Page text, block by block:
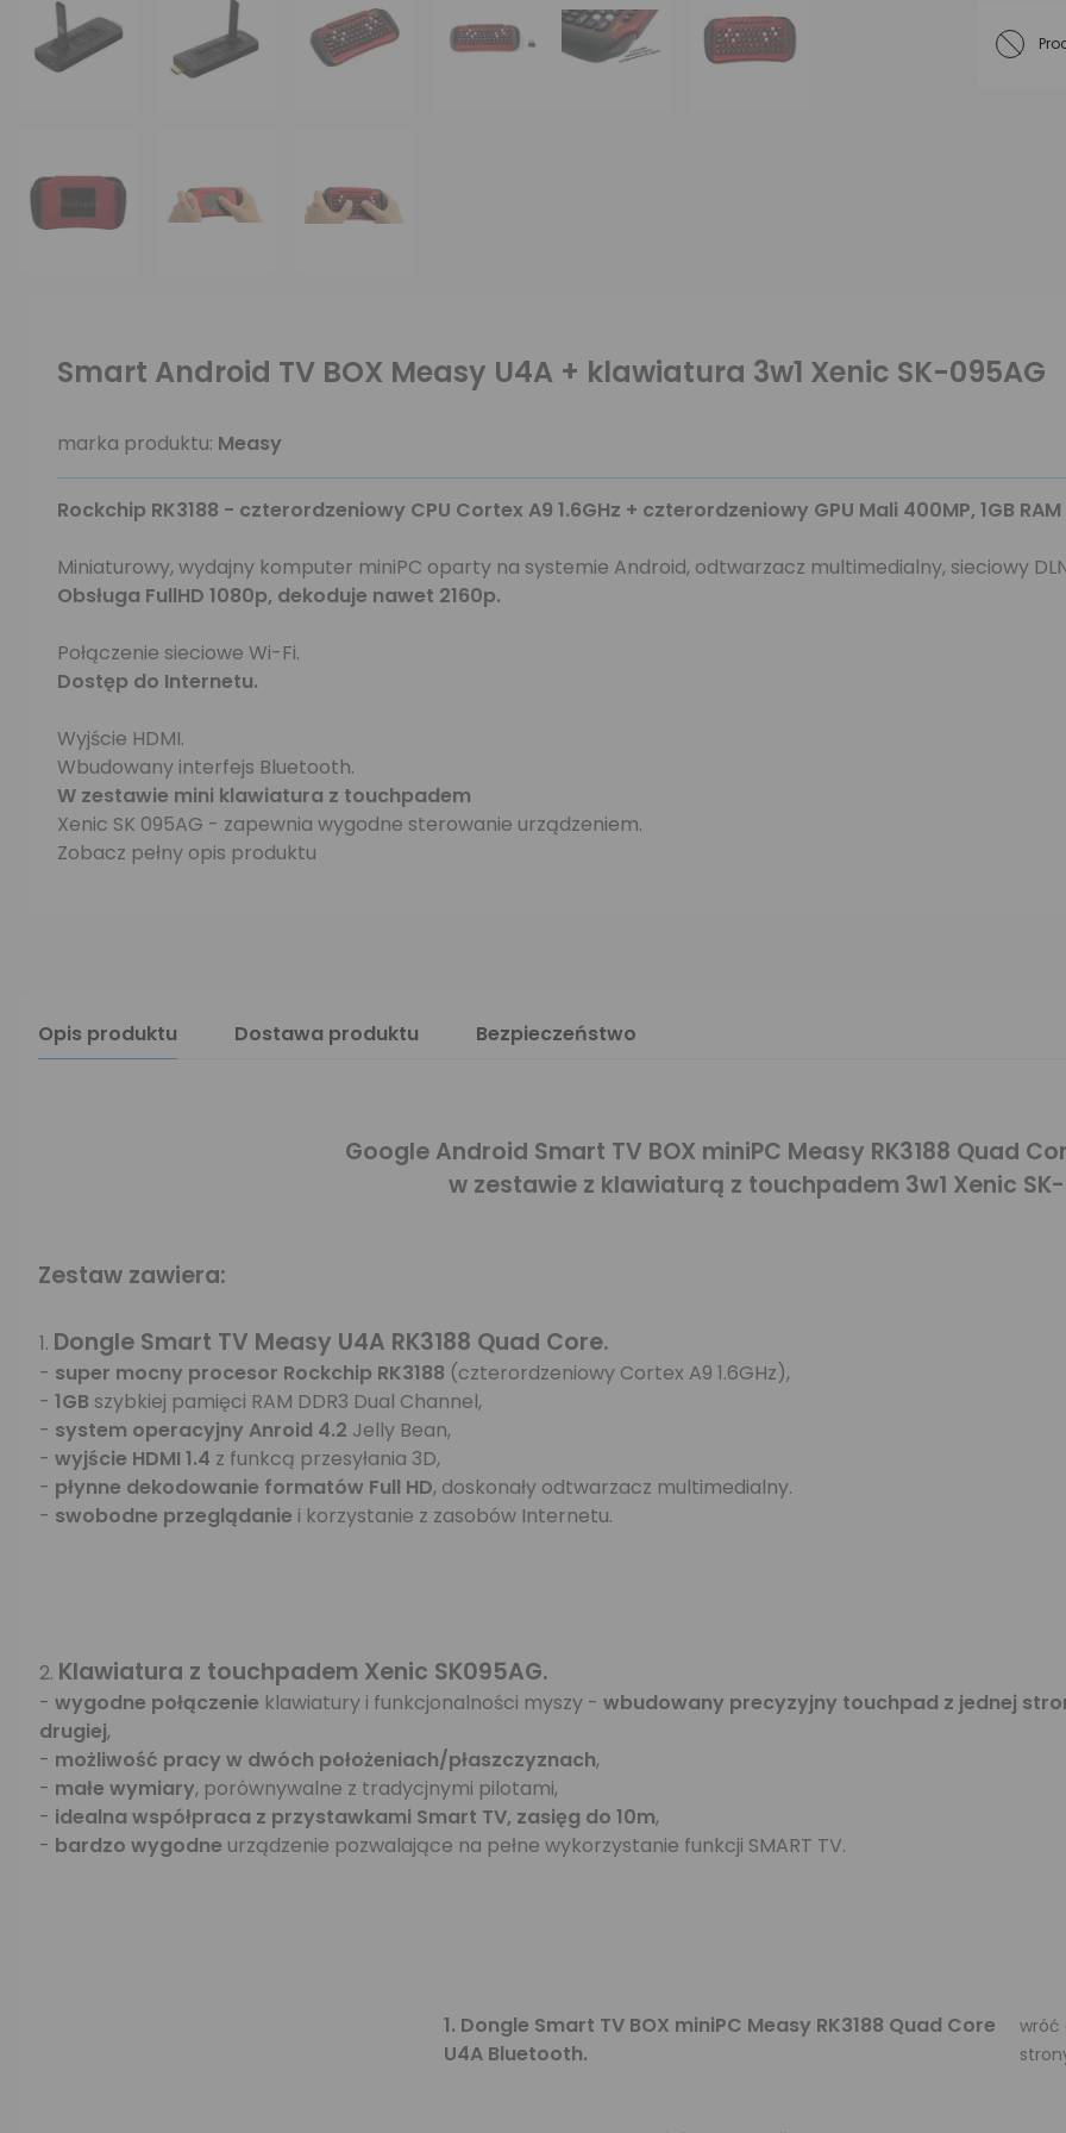
Smart Android TV BOX Measy U4A + klawiatura 3w1 Xenic SK-095AG
marka produktu: Measy
Rockchip RK3188 - czterordzeniowy CPU Cortex A9 1.6GHz + czterordzeniowy GPU Mali 400MP, 1GB RAM
Miniaturowy, wydajny komputer miniPC oparty na systemie Android, odtwarzacz multimedialny, sieciowy
Obsługa FullHD 1080p, dekoduje nawet 2160p.
Połączenie sieciowe Wi-Fi.
Dostęp do Internetu.
Wyjście HDMI.
Wbudowany interfejs Bluetooth.
W zestawie mini klawiatura z touchpadem
Xenic SK 095AG - zapewnia wygodne sterowanie urządzeniem.
Zobacz pełny opis produktu
Opis produktu Dostawa produktu Bezpieczeństwo
Google Android Smart TV BOX miniPC Measy RK3188 Quad
w zestawie z klawiaturą z touchpadem 3w1 Xenic SK-
Zestaw zawiera:
1. Dongle Smart TV Measy U4A RK3188 Quad Core.
- super mocny procesor Rockchip RK3188 (czterordzeniowy Cortex A9 1.6GHz),
- 1GB szybkiej pamięci RAM DDR3 Dual Channel,
- system operacyjny Anroid 4.2 Jelly Bean,
- wyjście HDMI 1.4 z funkcą przesyłania 3D,
- płynne dekodowanie formatów Full HD, doskonały odtwarzacz multimedialny.
- swobodne przeglądanie i korzystanie z zasobów Internetu.
2. Klawiatura z touchpadem Xenic SK095AG.
- wygodne połączenie klawiatury i funkcjonalności myszy - wbudowany precyzyjny touchpad z jednej
drugiej,
- możliwość pracy w dwóch położeniach/płaszczyznach,
- małe wymiary, porównywalne z tradycjnymi pilotami,
- idealna współpraca z przystawkami Smart TV, zasięg do 10m,
- bardzo wygodne urządzenie pozwalające na pełne wykorzystanie funkcji SMART TV.
1. Dongle Smart TV BOX miniPC Measy RK3188 Quad Core
U4A Bluetooth.
wróć